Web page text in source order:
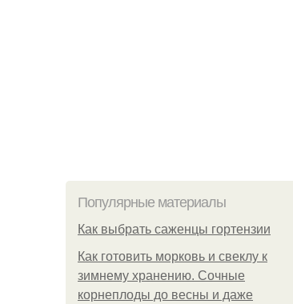
Популярные материалы
Как выбрать саженцы гортензии
Как готовить морковь и свеклу к
зимнему хранению. Сочные
корнеплоды до весны и даже